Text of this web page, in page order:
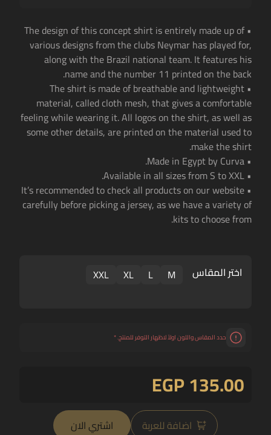
• The design of this concept shirt is entirely made up of
various designs from the clubs Neymar has played for,
along with the Brazil national team. It features his
name and the number 11 printed on the back.
• The shirt is made of breathable and lightweight
material, called cloth mesh, that gives a comfortable
feeling while wearing it. All logos on the shirt, as well as
some other details, are printed on the material used to
make the shirt.
• Made in Egypt by Curva.
• Available in all sizes from S to XXL.
• It’s recommended to check all products on our website
carefully before picking a jersey, as we have a variety of
kits to choose from.
اختر المقاس M
L
XL
XXL
حدد المقاس واللون اولاً لاظهار التوفر للمنتج.*
EGP 135.00
اضافة للعربة اشتري الان